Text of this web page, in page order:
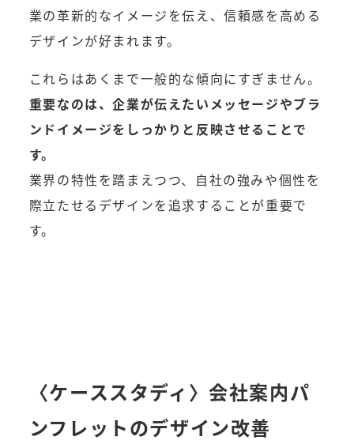
業の革新的なイメージを伝え、信頼感を高める
デザインが好まれます。
これらはあくまで一般的な傾向にすぎません。
重要なのは、企業が伝えたいメッセージやブラ
ンドイメージをしっかりと反映させることで
す。
業界の特性を踏まえつつ、自社の強みや個性を
際立たせるデザインを追求することが重要で
す。
〈ケーススタディ〉会社案内パ
ンフレットのデザイン改善